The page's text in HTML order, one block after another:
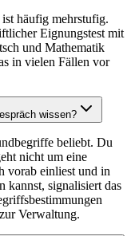
häufig mehrstufig.
Eignungstest mit
und Mathematik
in vielen Fällen vor
wissen?
beliebt. Du
nicht um eine
vorab einliest und in
kannst, signalisiert das
Verwaltung.